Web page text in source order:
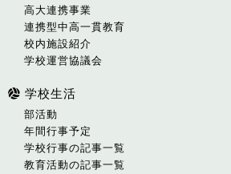
高大連携事業
連携型中高一貫教育
校内施設紹介
学校運営協議会
学校生活
部活動
年間行事予定
学校行事の記事一覧
教育活動の記事一覧